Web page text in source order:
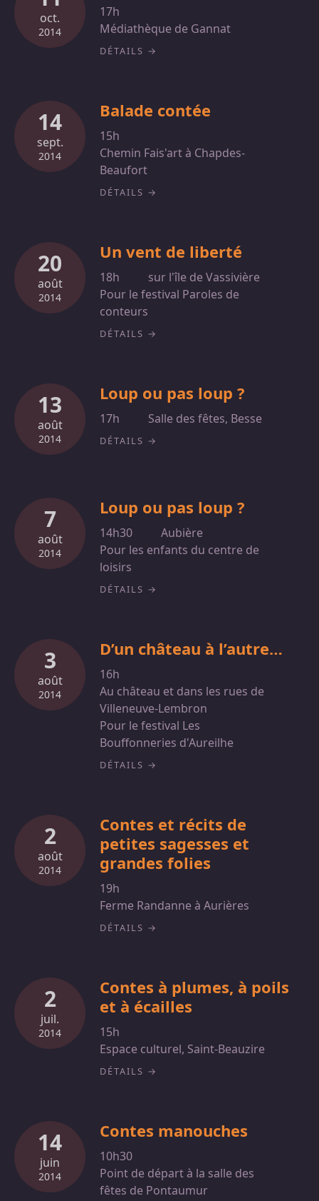
oct.
2014
17h
Médiathèque de Gannat
DÉTAILS
14
sept.
2014
Balade contée
15h
Chemin Fais'art à Chapdes-
Beaufort
DÉTAILS
20
août
2014
Un vent de liberté
18h
sur l'île de Vassivière
Pour le festival Paroles de
conteurs
DÉTAILS
13
août
2014
Loup ou pas loup ?
17h Salle des fêtes, Besse
DÉTAILS
7
août
2014
Loup ou pas loup ?
14h30
Aubière
Pour les enfants du centre de
loisirs
DÉTAILS
3
août
2014
D’un château à l’autre…
16h
Au château et dans les rues de
Villeneuve-Lembron
Pour le festival Les
Bouffonneries d'Aureilhe
DÉTAILS
2
août
2014
Contes et récits de
petites sagesses et
grandes folies
19h
Ferme Randanne à Aurières
DÉTAILS
2
juil.
2014
Contes à plumes, à poils
et à écailles
15h
Espace culturel, Saint-Beauzire
DÉTAILS
14
juin
2014
Contes manouches
10h30
Point de départ à la salle des
fêtes de Pontaumur